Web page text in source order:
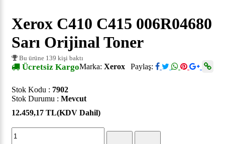
Xerox C410 C415 006R04680
Sarı Orijinal Toner
Bu ürüne 139 kişi baktı
Ücretsiz Kargo Paylaş:
Marka: Xerox
Stok Kodu : 7902
Stok Durumu : Mevcut
12.459,17 TL(KDV Dahil)